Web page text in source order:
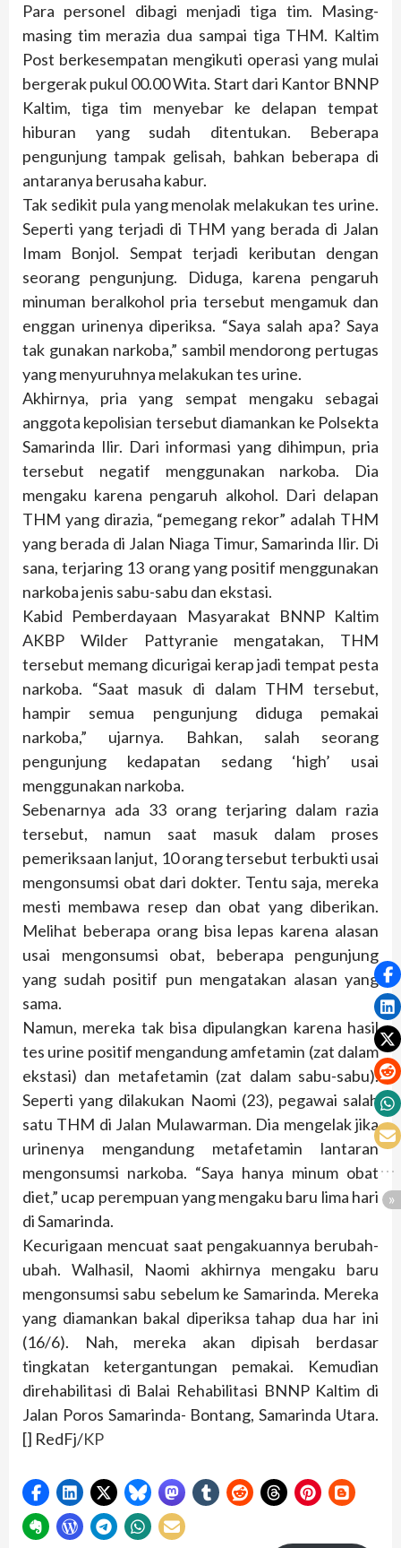
Para personel dibagi menjadi tiga tim. Masing-
masing tim merazia dua sampai tiga THM. Kaltim
Post berkesempatan mengikuti operasi yang mulai
bergerak pukul 00.00 Wita. Start dari Kantor BNNP
Kaltim, tiga tim menyebar ke delapan tempat
hiburan yang sudah ditentukan. Beberapa
pengunjung tampak gelisah, bahkan beberapa di
antaranya berusaha kabur.
Tak sedikit pula yang menolak melakukan tes urine.
Seperti yang terjadi di THM yang berada di Jalan
Imam Bonjol. Sempat terjadi keributan dengan
seorang pengunjung. Diduga, karena pengaruh
minuman beralkohol pria tersebut mengamuk dan
enggan urinenya diperiksa. “Saya salah apa? Saya
tak gunakan narkoba,” sambil mendorong pertugas
yang menyuruhnya melakukan tes urine.
Akhirnya, pria yang sempat mengaku sebagai
anggota kepolisian tersebut diamankan ke Polsekta
Samarinda Ilir. Dari informasi yang dihimpun, pria
tersebut negatif menggunakan narkoba. Dia
mengaku karena pengaruh alkohol. Dari delapan
THM yang dirazia, “pemegang rekor” adalah THM
yang berada di Jalan Niaga Timur, Samarinda Ilir. Di
sana, terjaring 13 orang yang positif menggunakan
narkoba jenis sabu-sabu dan ekstasi.
Kabid Pemberdayaan Masyarakat BNNP Kaltim
AKBP Wilder Pattyranie mengatakan, THM
tersebut memang dicurigai kerap jadi tempat pesta
narkoba. “Saat masuk di dalam THM tersebut,
hampir semua pengunjung diduga pemakai
narkoba,” ujarnya. Bahkan, salah seorang
pengunjung kedapatan sedang ‘high’ usai
menggunakan narkoba.
Sebenarnya ada 33 orang terjaring dalam razia
tersebut, namun saat masuk dalam proses
pemeriksaan lanjut, 10 orang tersebut terbukti usai
mengonsumsi obat dari dokter. Tentu saja, mereka
mesti membawa resep dan obat yang diberikan.
Melihat beberapa orang bisa lepas karena alasan
usai mengonsumsi obat, beberapa pengunjung
yang sudah positif pun mengatakan alasan yang
sama.
Namun, mereka tak bisa dipulangkan karena hasil
tes urine positif mengandung amfetamin (zat dalam
ekstasi) dan metafetamin (zat dalam sabu-sabu).
Seperti yang dilakukan Naomi (23), pegawai salah
satu THM di Jalan Mulawarman. Dia mengelak jika
urinenya mengandung metafetamin lantaran
mengonsumsi narkoba. “Saya hanya minum obat
diet,” ucap perempuan yang mengaku baru lima hari
di Samarinda.
Kecurigaan mencuat saat pengakuannya berubah-
ubah. Walhasil, Naomi akhirnya mengaku baru
mengonsumsi sabu sebelum ke Samarinda. Mereka
yang diamankan bakal diperiksa tahap dua har ini
(16/6). Nah, mereka akan dipisah berdasar
tingkatan ketergantungan pemakai. Kemudian
direhabilitasi di Balai Rehabilitasi BNNP Kaltim di
Jalan Poros Samarinda- Bontang, Samarinda Utara.
[] RedFj/KP